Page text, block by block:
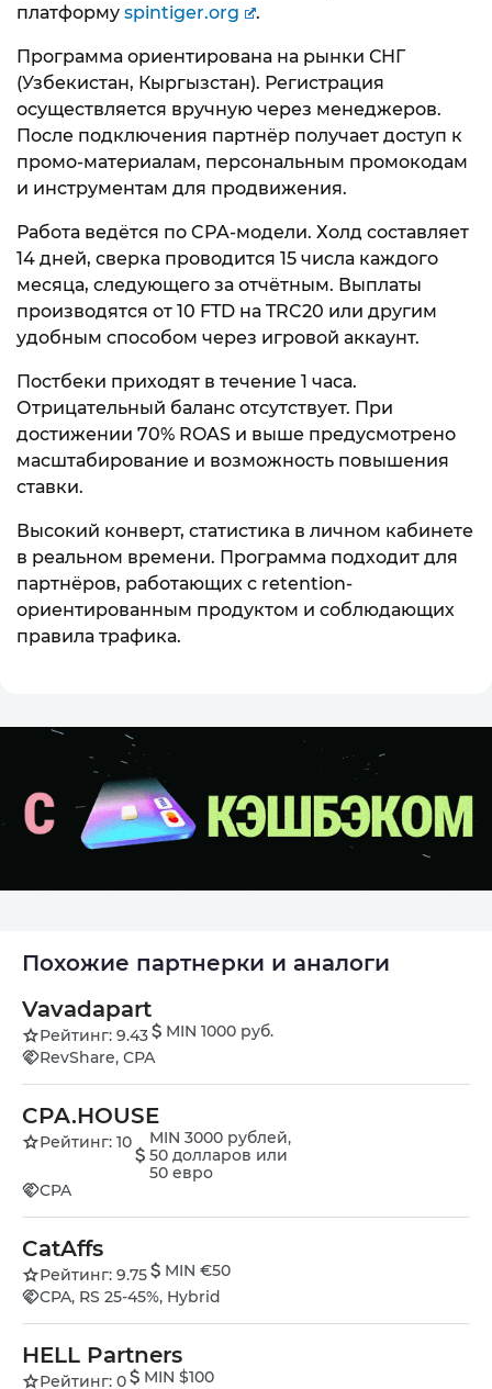
платформу spintiger.org .
Программа ориентирована на рынки СНГ
(Узбекистан, Кыргызстан). Регистрация
осуществляется вручную через менеджеров.
После подключения партнёр получает доступ к
промо-материалам, персональным промокодам
и инструментам для продвижения.
Работа ведётся по CPA-модели. Холд составляет
14 дней, сверка проводится 15 числа каждого
месяца, следующего за отчётным. Выплаты
производятся от 10 FTD на TRC20 или другим
удобным способом через игровой аккаунт.
Постбеки приходят в течение 1 часа.
Отрицательный баланс отсутствует. При
достижении 70% ROAS и выше предусмотрено
масштабирование и возможность повышения
ставки.
Высокий конверт, статистика в личном кабинете
в реальном времени. Программа подходит для
партнёров, работающих с retention-
ориентированным продуктом и соблюдающих
правила трафика.
Похожие партнерки и аналоги
Vavadapart
Рейтинг: 9.43
MIN 1000 руб.
RevShare, СРА
CPA.HOUSE
Рейтинг: 10
MIN 3000 рублей,
50 долларов или
50 евро
CPA
CatAffs
Рейтинг: 9.75
MIN €50
CPA, RS 25-45%, Hybrid
HELL Partners
Рейтинг: 0 MIN $100